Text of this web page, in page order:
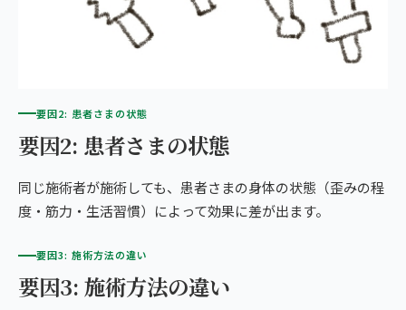
要因2: 患者さまの状態
要因2: 患者さまの状態
同じ施術者が施術しても、患者さまの身体の状態（歪みの程
度・筋力・生活習慣）によって効果に差が出ます。
要因3: 施術方法の違い
要因3: 施術方法の違い